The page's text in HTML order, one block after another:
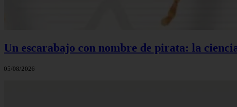
Un escarabajo con nombre de pirata: la
05/08/2026